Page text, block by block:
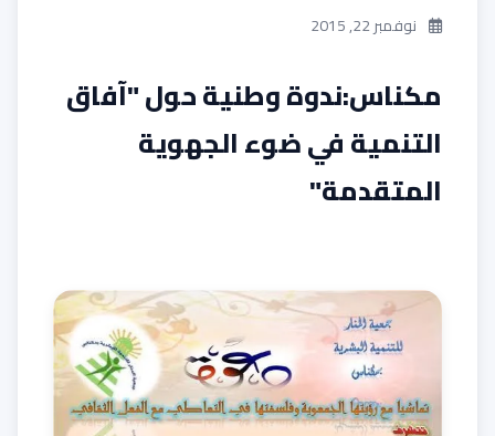
نوفمبر 22, 2015
مكناس:ندوة وطنية حول "آفاق
التنمية في ضوء الجهوية
المتقدمة"